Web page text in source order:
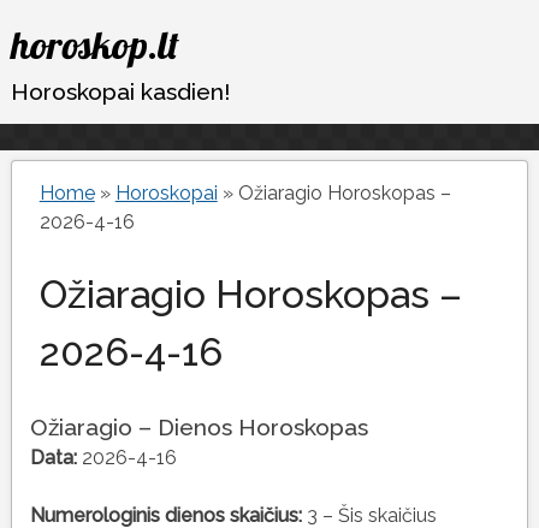
Eiti
prie
turinio
horoskop.lt
Horoskopai kasdien!
Home» Horoskopai » Ožiaragio Horoskopas –
2026-4-16
Ožiaragio Horoskopas –
2026-4-16
Ožiaragio – Dienos Horoskopas
Data:2026-4-16
Numerologinis dienos skaičius:3 – Šis skaičius